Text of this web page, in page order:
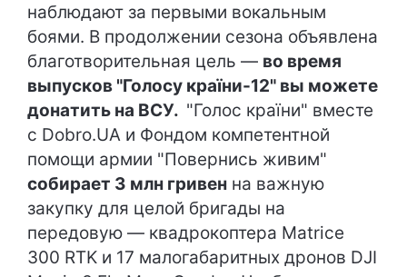
наблюдают за первыми вокальным
боями. В продолжении сезона объявлена
благотворительная цель — во время
выпусков "Голосу країни-12" вы можете
донатить на ВСУ. "Голос країни" вместе
с Dobro.UA и Фондом компетентной
помощи армии "Повернись живим"
собирает 3 млн гривен на важную
закупку для целой бригады на
передовую — квадрокоптера Matrice
300 RTK и 17 малогабаритных дронов DJI